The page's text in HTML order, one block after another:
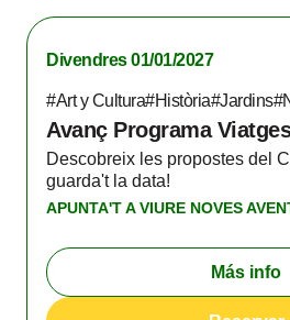
Divendres 01/01/2027
#Art y Cultura#Història#Jardins
Avanç Programa
Descobreix les propostes del
guarda't la data!
APUNTA'T A VIURE NOVES
Más info